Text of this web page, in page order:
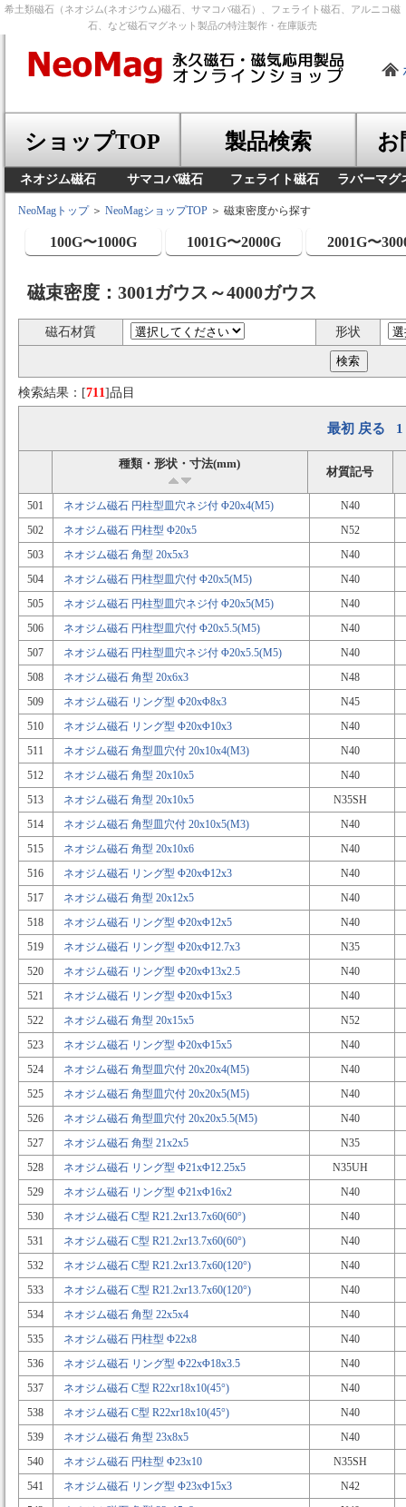
希土類磁石（ネオジム(ネオジウム)磁石、サマコバ磁石）、フェライト磁石、アルニコ磁
石、など磁石マグネット製品の特注製作・在庫販売
ショップTOP 製品検索 お
ネオジム磁石 サマコバ磁石 フェライト磁石 ラバーマグ
NeoMagトップ＞ NeoMagショップTOP ＞ 磁束密度から探す
100G〜1000G 1001G〜2000G 2001G〜
磁束密度：3001ガウス～4000ガウス
磁石材質 形状
検索結果：[711]品目
最初 戻る 1
種類・形状・寸法(mm)
材質記号
501 ネオジム磁石 円柱型皿穴ネジ付 Φ20x4(M5)
N40
502
ネオジム磁石 円柱型 Φ20x5
N52
503
ネオジム磁石 角型 20x5x3
N40
504
ネオジム磁石 円柱型皿穴付 Φ20x5(M5)
N40
505
ネオジム磁石 円柱型皿穴ネジ付 Φ20x5(M5)
N40
506
ネオジム磁石 円柱型皿穴付 Φ20x5.5(M5)
N40
507
ネオジム磁石 円柱型皿穴ネジ付 Φ20x5.5(M5)
N40
508
ネオジム磁石 角型 20x6x3
N48
509
ネオジム磁石 リング型 Φ20xΦ8x3
N45
510
ネオジム磁石 リング型 Φ20xΦ10x3
N40
511
ネオジム磁石 角型皿穴付 20x10x4(M3)
N40
512
ネオジム磁石 角型 20x10x5
N40
513
ネオジム磁石 角型 20x10x5
N35SH
514
ネオジム磁石 角型皿穴付 20x10x5(M3)
N40
515
ネオジム磁石 角型 20x10x6
N40
516
ネオジム磁石 リング型 Φ20xΦ12x3
N40
517
ネオジム磁石 角型 20x12x5
N40
518
ネオジム磁石 リング型 Φ20xΦ12x5
N40
519
ネオジム磁石 リング型 Φ20xΦ12.7x3
N35
520
ネオジム磁石 リング型 Φ20xΦ13x2.5
N40
521
ネオジム磁石 リング型 Φ20xΦ15x3
N40
522
ネオジム磁石 角型 20x15x5
N52
523
ネオジム磁石 リング型 Φ20xΦ15x5
N40
524
ネオジム磁石 角型皿穴付 20x20x4(M5)
N40
525
ネオジム磁石 角型皿穴付 20x20x5(M5)
N40
526
ネオジム磁石 角型皿穴付 20x20x5.5(M5)
N40
527
ネオジム磁石 角型 21x2x5
N35
528
ネオジム磁石 リング型 Φ21xΦ12.25x5
N35UH
529
ネオジム磁石 リング型 Φ21xΦ16x2
N40
530
ネオジム磁石 C型 R21.2xr13.7x60(60°)
N40
531
ネオジム磁石 C型 R21.2xr13.7x60(60°)
N40
532
ネオジム磁石 C型 R21.2xr13.7x60(120°)
N40
533
ネオジム磁石 C型 R21.2xr13.7x60(120°)
N40
534
ネオジム磁石 角型 22x5x4
N40
535
ネオジム磁石 円柱型 Φ22x8
N40
536
ネオジム磁石 リング型 Φ22xΦ18x3.5
N40
537
ネオジム磁石 C型 R22xr18x10(45°)
N40
538
ネオジム磁石 C型 R22xr18x10(45°)
N40
539
ネオジム磁石 角型 23x8x5
N40
540
ネオジム磁石 円柱型 Φ23x10
N35SH
541
ネオジム磁石 リング型 Φ23xΦ15x3
N42